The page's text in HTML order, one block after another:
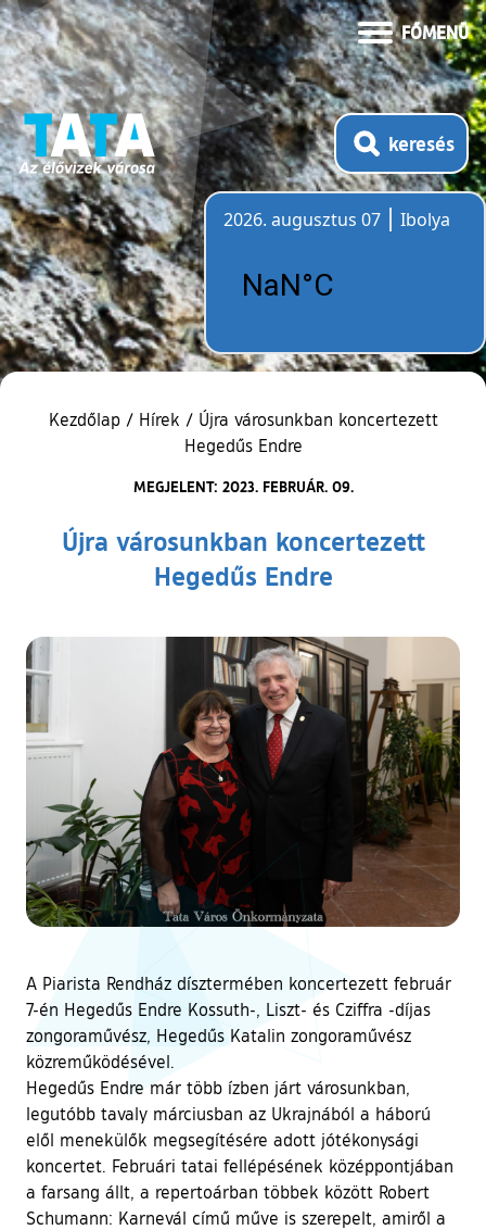
FŐMENÜ
keresés
2026. augusztus 07
Ibolya
Kezdőlap / Hírek / Újra városunkban koncertezett
Hegedűs Endre
MEGJELENT: 2023. FEBRUÁR. 09.
Újra városunkban koncertezett
Hegedűs Endre
A Piarista Rendház dísztermében koncertezett február
7-én Hegedűs Endre Kossuth-, Liszt- és Cziffra -díjas
zongoraművész, Hegedűs Katalin zongoraművész
közreműködésével.
Hegedűs Endre már több ízben járt városunkban,
legutóbb tavaly márciusban az Ukrajnából a háború
elől menekülők megsegítésére adott jótékonysági
koncertet. Februári tatai fellépésének középpontjában
a farsang állt, a repertoárban többek között Robert
Schumann: Karnevál című műve is szerepelt, amiről a